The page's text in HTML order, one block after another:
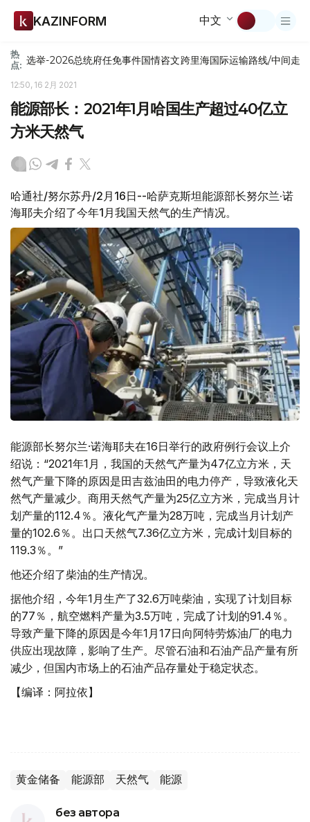
KAZINFORM 中文
热
点: 选举-2026总统府任免事件国情咨文跨里海国际运输路线/中间走廊
12:50, 16 2月 2021
能源部长：2021年1月哈国生产超过40亿立
方米天然气
哈通社/努尔苏丹/2月16日--哈萨克斯坦能源部长努尔兰·诺
海耶夫介绍了今年1月我国天然气的生产情况。
能源部长努尔兰·诺海耶夫在16日举行的政府例行会议上介
绍说：“2021年1月，我国的天然气产量为47亿立方米，天
然气产量下降的原因是田吉兹油田的电力停产，导致液化天
然气产量减少。商用天然气产量为25亿立方米，完成当月计
划产量的112.4％。液化气产量为28万吨，完成当月计划产
量的102.6％。出口天然气7.36亿立方米，完成计划目标的
119.3％。”
他还介绍了柴油的生产情况。
据他介绍，今年1月生产了32.6万吨柴油，实现了计划目标
的77％，航空燃料产量为3.5万吨，完成了计划的91.4％。
导致产量下降的原因是今年1月17日向阿特劳炼油厂的电力
供应出现故障，影响了生产。尽管石油和石油产品产量有所
减少，但国内市场上的石油产品存量处于稳定状态。
【编译：阿拉依】
黄金储备 能源部 天然气 能源
без автора